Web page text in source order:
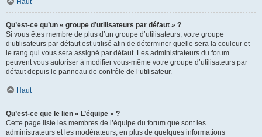
Haut
Qu’est-ce qu’un « groupe d’utilisateurs par défaut » ?
Si vous êtes membre de plus d’un groupe d’utilisateurs, votre groupe
d’utilisateurs par défaut est utilisé afin de déterminer quelle sera la couleur et
le rang qui vous sera assigné par défaut. Les administrateurs du forum
peuvent vous autoriser à modifier vous-même votre groupe d’utilisateurs par
défaut depuis le panneau de contrôle de l’utilisateur.
Haut
Qu’est-ce que le lien « L’équipe » ?
Cette page liste les membres de l’équipe du forum que sont les
administrateurs et les modérateurs, en plus de quelques informations